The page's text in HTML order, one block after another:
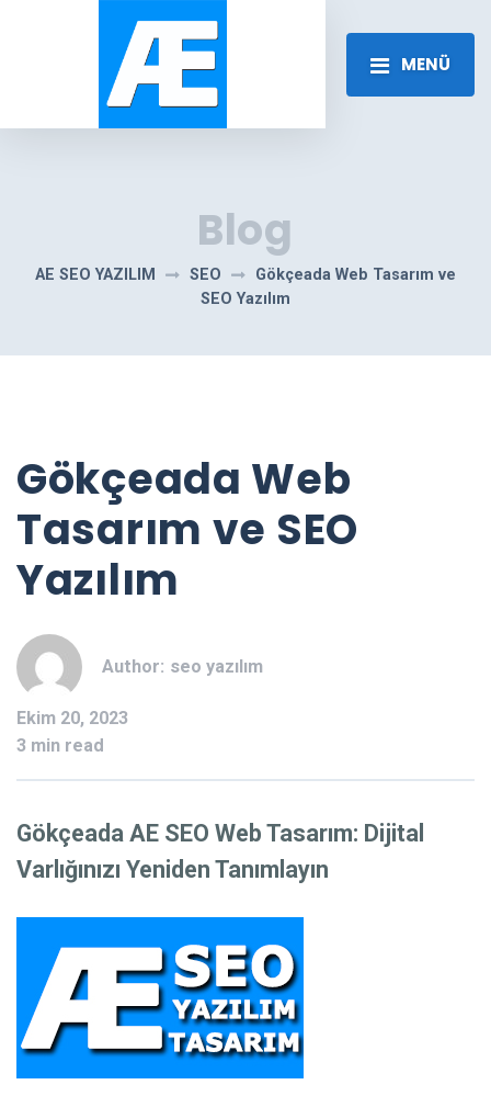
MENÜ
Blog
AE SEO YAZILIM SEO
Gökçeada Web Tasarım ve
SEO Yazılım
Gökçeada Web
Tasarım ve SEO
Yazılım
Author: seo yazılım
Ekim 20, 2023
3 min read
Gökçeada AE SEO Web Tasarım: Dijital
Varlığınızı Yeniden Tanımlayın